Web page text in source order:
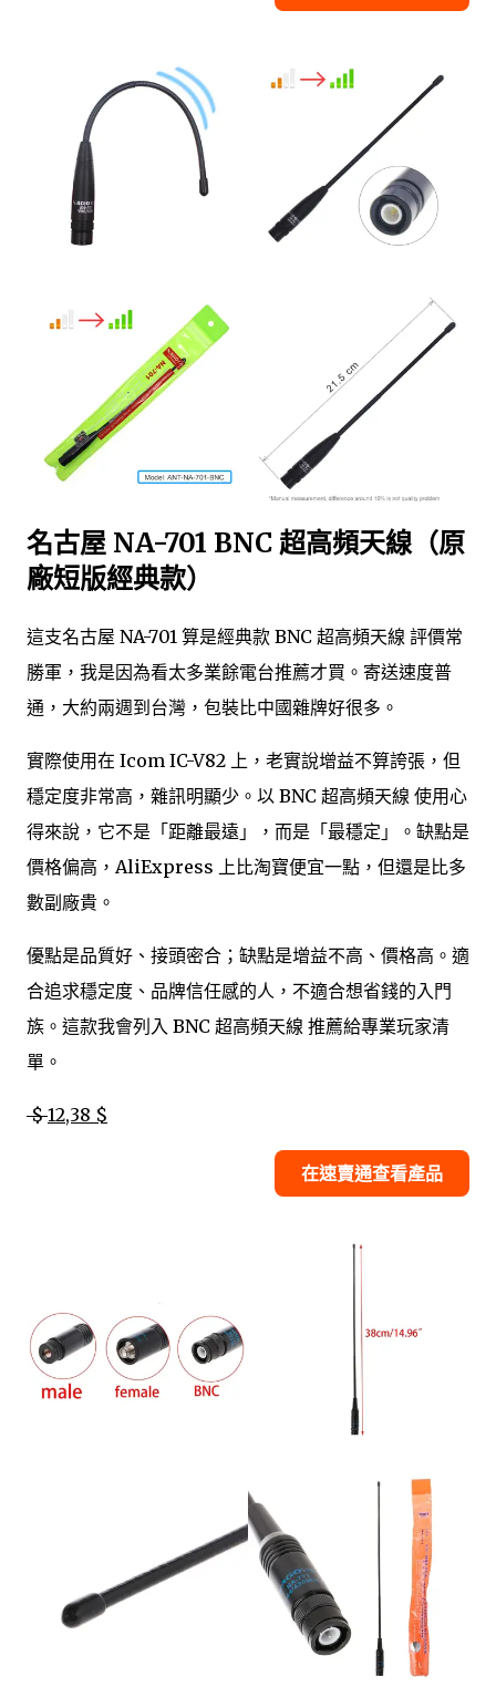
名古屋 NA-701 BNC 超高頻天線（原
廠短版經典款）
這支名古屋 NA-701 算是經典款 BNC 超高頻天線 評價常
勝軍，我是因為看太多業餘電台推薦才買。寄送速度普
通，大約兩週到台灣，包裝比中國雜牌好很多。
實際使用在 Icom IC-V82 上，老實說增益不算誇張，但
穩定度非常高，雜訊明顯少。以 BNC 超高頻天線 使用心
得來說，它不是「距離最遠」，而是「最穩定」。缺點是
價格偏高，AliExpress 上比淘寶便宜一點，但還是比多
數副廠貴。
優點是品質好、接頭密合；缺點是增益不高、價格高。適
合追求穩定度、品牌信任感的人，不適合想省錢的入門
族。這款我會列入 BNC 超高頻天線 推薦給專業玩家清
單。
$ 12,38 $
在速賣通查看產品